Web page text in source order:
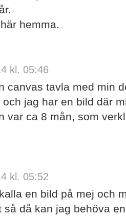
hemma.
kl. 05:46
canvas tavla med min
jag har en bild där
var ca 8 mån, som
kl. 05:52
en bild på mej och
så då kan jag behöva